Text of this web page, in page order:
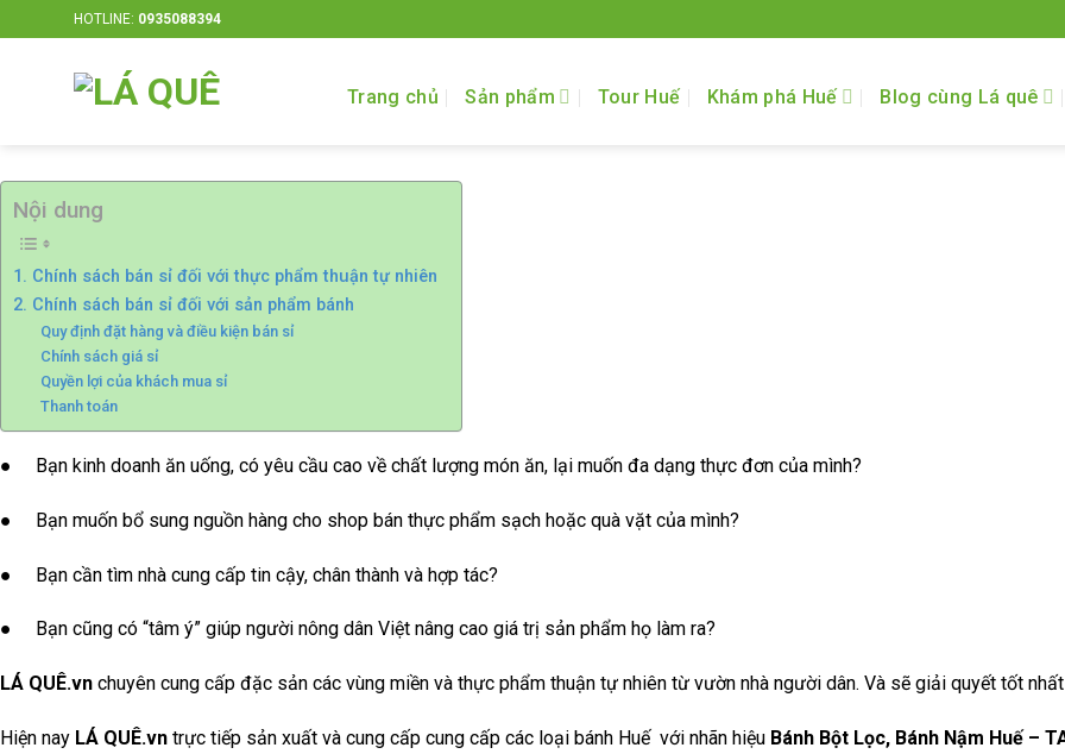
qua
HOTLINE: 0935088394
Trang chủ Sản phẩm Tour Huế Khám phá Huế Blog cùng Lá quê
Nội dung
1. Chính sách bán sỉ đối với thực phẩm thuận tự nhiên
2. Chính sách bán sỉ đối với sản phẩm bánh
Quy định đặt hàng và điều kiện bán sỉ
Chính sách giá sỉ
Quyền lợi của khách mua sỉ
Thanh toán
● Bạn kinh doanh ăn uống, có yêu cầu cao về chất lượng món ăn, lại muốn đa dạng thực đơn của mình?
● Bạn muốn bổ sung nguồn hàng cho shop bán thực phẩm sạch hoặc quà vặt của mình?
● Bạn cần tìm nhà cung cấp tin cậy, chân thành và hợp tác?
● Bạn cũng có “tâm ý” giúp người nông dân Việt nâng cao giá trị sản phẩm họ làm ra?
LÁ QUÊ.vn chuyên cung cấp đặc sản các vùng miền và thực phẩm thuận tự nhiên từ vườn nhà người dân. Và sẽ giải quyết tốt
Hiện nay LÁ QUÊ.vn trực tiếp sản xuất và cung cấp cung cấp các loại bánh Huế với nhãn hiệu Bánh Bột Lọc, Bánh Nậm Huế –